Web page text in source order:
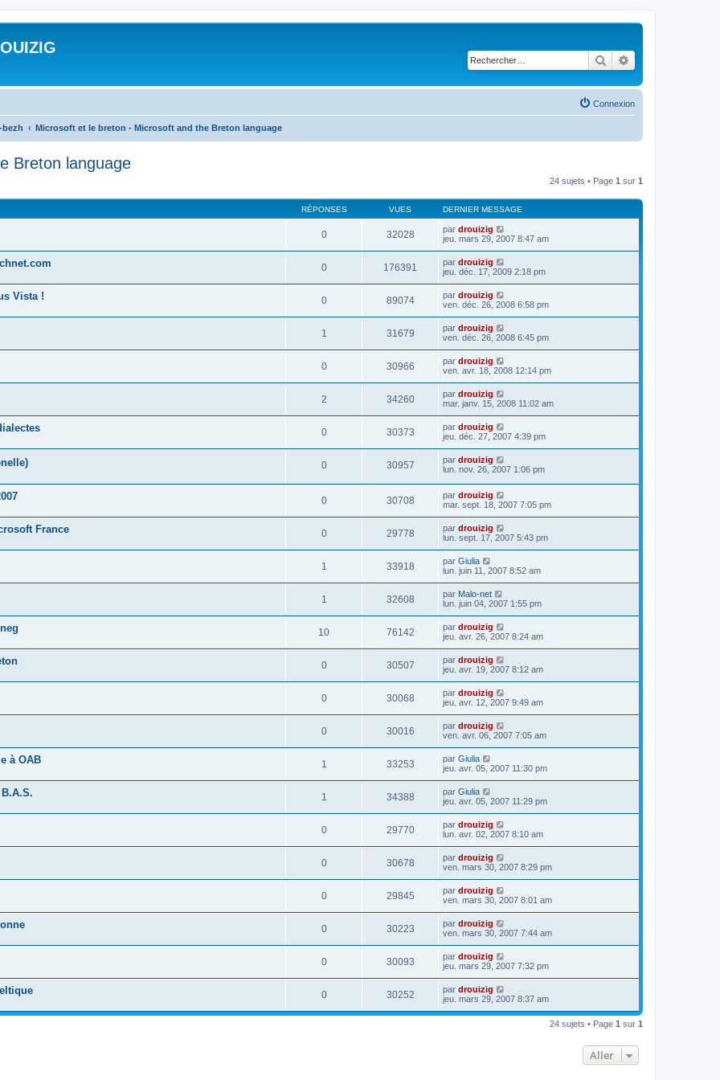
Rechercher
Connexion
bezh Microsoft et le breton - Microsoft and the Breton language
Breton language
24 sujets • Page 1 sur 1
RÉPONSES VUES DERNIER MESSAGE
0 32028 par drouizig
jeu. mars 29, 2007 8:47 am
0 176391 par drouizig
jeu. déc. 17, 2009 2:18 pm
Vista ! 0 89074 par drouizig
ven. déc. 26, 2008 6:58 pm
1 31679 par drouizig
ven. déc. 26, 2008 6:45 pm
0 30966 par drouizig
ven. avr. 18, 2008 12:14 pm
2 34260 par drouizig
mar. janv. 15, 2008 11:02 am
0 30373 par drouizig
jeu. déc. 27, 2007 4:39 pm
0 30957 par drouizig
lun. nov. 26, 2007 1:06 pm
0 30708 par drouizig
mar. sept. 18, 2007 7:05 pm
France 0 29778 par drouizig
lun. sept. 17, 2007 5:43 pm
1 33918 par Giulia
lun. juin 11, 2007 8:52 am
1 32608 par Malo-net
lun. juin 04, 2007 1:55 pm
10 76142 par drouizig
jeu. avr. 26, 2007 8:24 am
0 30507 par drouizig
jeu. avr. 19, 2007 8:12 am
0 30068 par drouizig
jeu. avr. 12, 2007 9:49 am
0 30016 par drouizig
ven. avr. 06, 2007 7:05 am
à OAB 1 33253 par Giulia
jeu. avr. 05, 2007 11:30 pm
1 34388 par Giulia
jeu. avr. 05, 2007 11:29 pm
0 29770 par drouizig
lun. avr. 02, 2007 8:10 am
0 30678 par drouizig
ven. mars 30, 2007 8:29 pm
0 29845 par drouizig
ven. mars 30, 2007 8:01 am
0 30223 par drouizig
ven. mars 30, 2007 7:44 am
0 30093 par drouizig
jeu. mars 29, 2007 7:32 pm
0 30252 par drouizig
jeu. mars 29, 2007 8:37 am
24 sujets • Page 1 sur 1
Aller